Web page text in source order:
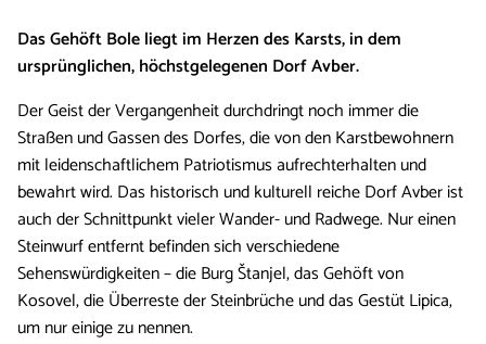
Das Gehöft Bole liegt im Herzen des Karsts, in dem
ursprünglichen, höchstgelegenen Dorf Avber.
Der Geist der Vergangenheit durchdringt noch immer die
Straßen und Gassen des Dorfes, die von den Karstbewohnern
mit leidenschaftlichem Patriotismus aufrechterhalten und
bewahrt wird. Das historisch und kulturell reiche Dorf Avber ist
auch der Schnittpunkt vieler Wander- und Radwege. Nur einen
Steinwurf entfernt befinden sich verschiedene
Sehenswürdigkeiten – die Burg Štanjel, das Gehöft von
Kosovel, die Überreste der Steinbrüche und das Gestüt Lipica,
um nur einige zu nennen.